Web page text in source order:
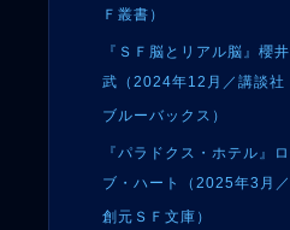
Ｆ叢書）
『ＳＦ脳とリアル脳』櫻井
武（2024年12月／講談社
ブルーバックス）
『パラドクス・ホテル』ロ
ブ・ハート（2025年3月／
創元ＳＦ文庫）